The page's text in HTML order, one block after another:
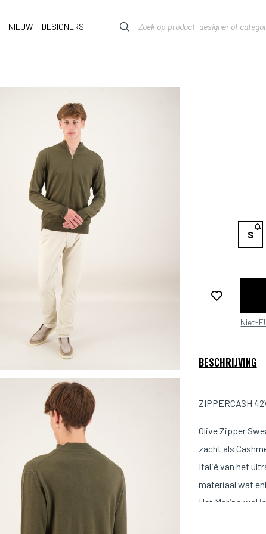
NIEUW DESIGNERS
S
Niet-
BESCHRIJVING
ZIPPERCASH
Olive Zipper
zacht als
Italië van het
materiaal wat
Het Merino wol
micron heeft.